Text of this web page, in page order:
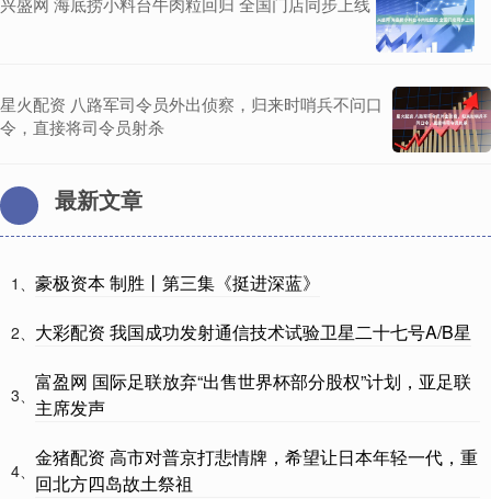
星火配资 八路军司令员外出侦察，归来时哨兵不问口
令，直接将司令员射杀
最新文章
1、 豪极资本 制胜丨第三集《挺进深蓝》
2、 大彩配资 我国成功发射通信技术试验卫星二十七号A/B星
3、
富盈网 国际足联放弃“出售世界杯部分股权”计划，亚足联
主席发声
4、
金猪配资 高市对普京打悲情牌，希望让日本年轻一代，重
回北方四岛故土祭祖